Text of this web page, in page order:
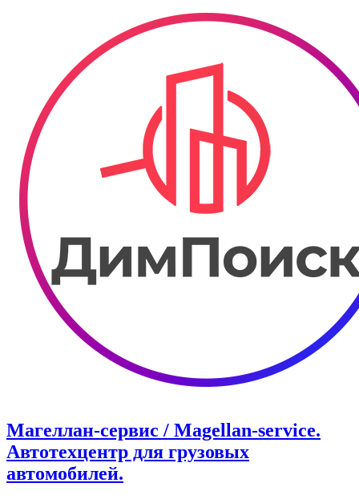
Магеллан-сервис / Magellan-service.
Автотехцентр для грузовых
автомобилей.